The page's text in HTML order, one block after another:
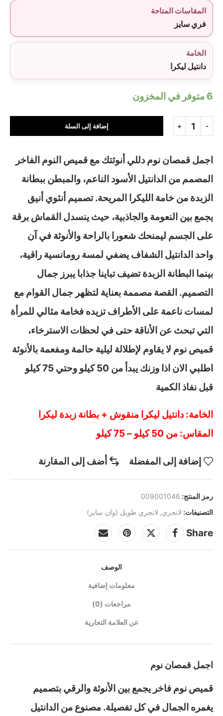
المقاسات المتاحة
فري سايز
الخامة
دانتيل ليكرا
6 متوفر في المخزون
إضافة إلى السلة
اجمل قمصان نوم دللي أنوثتك مع قميص النوم الفاخر
المصمم من الدانتيل الأسود الناعم، والمبطن ببطانة
الزبدة من خامة الليكرا المريحة. تصميم أنثوي أنيق
يجمع بين النعومة والجاذبية، حيث ينسدل القماش برقة
على الجسم ليمنحك شعورا بالراحة والأنوثة في آن
واحد الدانتيل الشفاف يضفي لمسة رومانسية راقية،
بينما البطانة الزبدة تضيف تباينا جذابا يبرز جمال
التصميم. القصة مصممة بعناية لتظهر جمال القوام مع
لمسات ناعمة على الأطراف تزيده فخامة مثالي للمرأة
التي تبحث عن الأناقة حتى في لحظات الاسترخاء،
قميص نوم لا يقاوم لإطلالة ليلية حالمة ومفعمة بالأنوثة
اطلبي الان اذا وزنك يبدأ من 50 كيلو وحتي 75 كيلو
قبل نفاذ الكمية
الخامة: دانتيل ليكرا منقوش + بطانة زبدة ليكرا
المقاس: من 50 كيلو – 75 كيلو
إضافة إلى المفضلة أضف إلى المقارنة
رمز المنتج: 009001046
التصنيفات: لانجري, لانجري طويل (وان سايز)
Share
الوصف
معلومات إضافية
مراجعات (0)
عن العلامة التجارية
اجمل قمصان نوم
قميص نوم فاخر يجمع بين الأنوثة والرقي بتصميم
يغمره الجمال في كل تفصيلة. مصنوع من الدانتيل